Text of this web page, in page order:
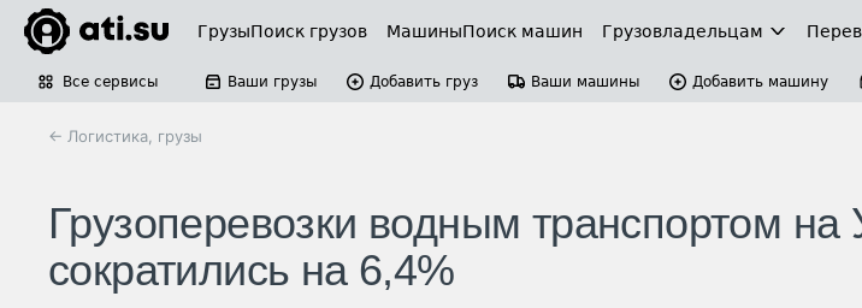
ГрузыПоиск грузов МашиныПоиск машин Грузовладельцам
Все сервисы Ваши грузы Добавить груз Ваши машины Добавить машину
← Логистика, грузы
Грузоперевозки водным транспортом на
сократились на 6,4%